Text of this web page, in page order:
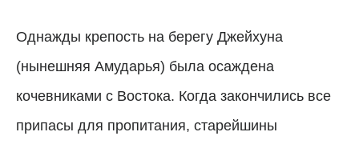
Однажды крепость на берегу Джейхуна
(нынешняя Амударья) была осаждена
кочевниками с Востока. Когда закончились все
припасы для пропитания, старейшины